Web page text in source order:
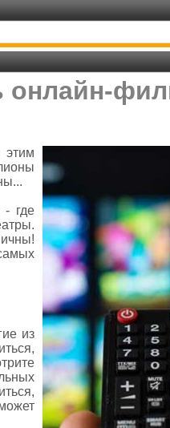
онлайн-
- где
из